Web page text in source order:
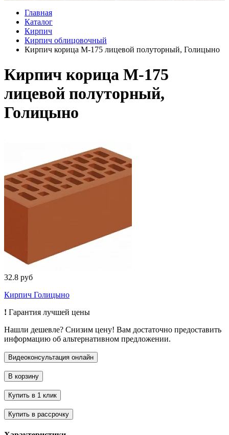
Главная
Каталог
Кирпич
Кирпич облицовочный
Кирпич корица М-175 лицевой полуторный, Голицыно
Кирпич корица М-175
лицевой полуторный,
Голицыно
32.8 руб
Кирпич Голицыно
! Гарантия лучшей цены
Нашли дешевле? Снизим цену! Вам достаточно предоставить
информацию об альтернативном предложении.